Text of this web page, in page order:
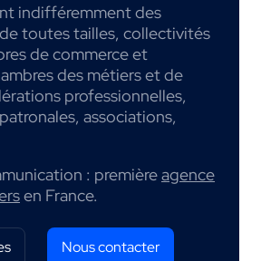
indifféremment des
toutes tailles, collectivités
de commerce et
des métiers et de
professionnelles,
associations,
: premièreagence
en France.
Nous contacter